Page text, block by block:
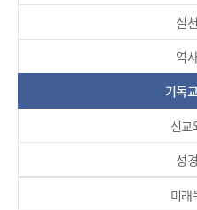
실
역
기독
선교
성
미래